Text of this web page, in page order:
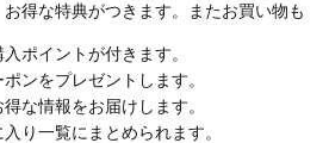
得な特典がつきます。またお買い物も
ポイントが付きます。
ンをプレゼントします。
な情報をお届けします。
り一覧にまとめられます。